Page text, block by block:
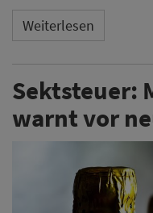
Weiterlesen
Sektsteuer:
warnt vor